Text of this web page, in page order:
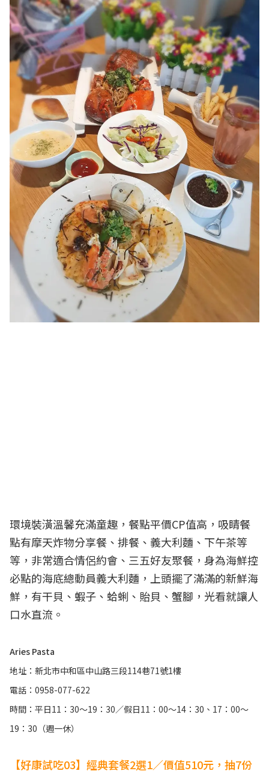
環境裝潢溫馨充滿童趣，餐點平價CP值高，吸睛餐
點有摩天炸物分享餐、排餐、義大利麵、下午茶等
等，非常適合情侶約會、三五好友聚餐，身為海鮮控
必點的海底總動員義大利麵，上頭擺了滿滿的新鮮海
鮮，有干貝、蝦子、蛤蜊、貽貝、蟹腳，光看就讓人
口水直流。
Aries Pasta
地址：新北市中和區中山路三段114巷71號1樓
電話：0958-077-622
時間：平日11：30～19：30／假日11：00～14：30、17：00～
19：30（週一休）
【好康試吃03】經典套餐2選1／價值510元，抽7份